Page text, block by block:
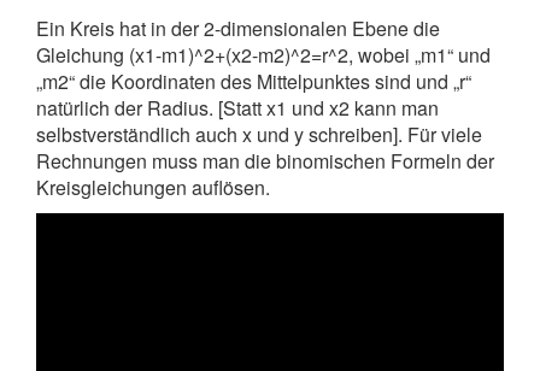
Ein Kreis hat in der 2-dimensionalen Ebene die
Gleichung (x1-m1)^2+(x2-m2)^2=r^2, wobei „m1“ und
„m2“ die Koordinaten des Mittelpunktes sind und „r“
natürlich der Radius. [Statt x1 und x2 kann man
selbstverständlich auch x und y schreiben]. Für viele
Rechnungen muss man die binomischen Formeln der
Kreisgleichungen auflösen.